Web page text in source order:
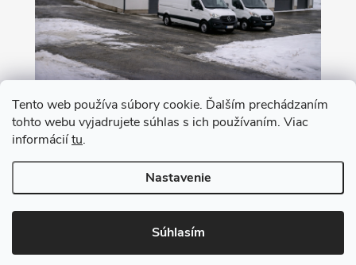
Tento web používa súbory cookie. Ďalším prechádzaním
tohto webu vyjadrujete súhlas s ich používaním. Viac
informáciítu.
Nastavenie
Súhlasím
Nákup na leasing s 0% akontáciou
Copyright 2026MANTECH. Všetky práva vyhradené.Upraviť nastavenie
cookies